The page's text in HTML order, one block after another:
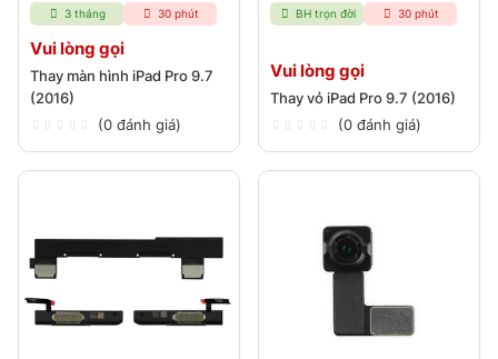
3 tháng 30 phút
Vui lòng gọi
Thay màn hình iPad Pro 9.7
(2016)
(0 đánh giá)
BH trọn đời 30 phút
Vui lòng gọi
Thay vỏ iPad Pro 9.7 (2016)
(0 đánh giá)